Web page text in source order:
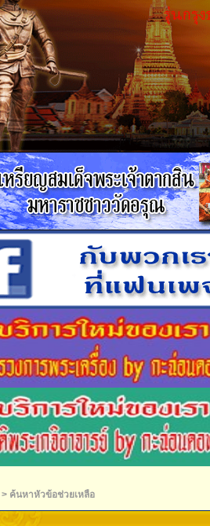
> ค้นหาหัวข้อช่วยเหลือ